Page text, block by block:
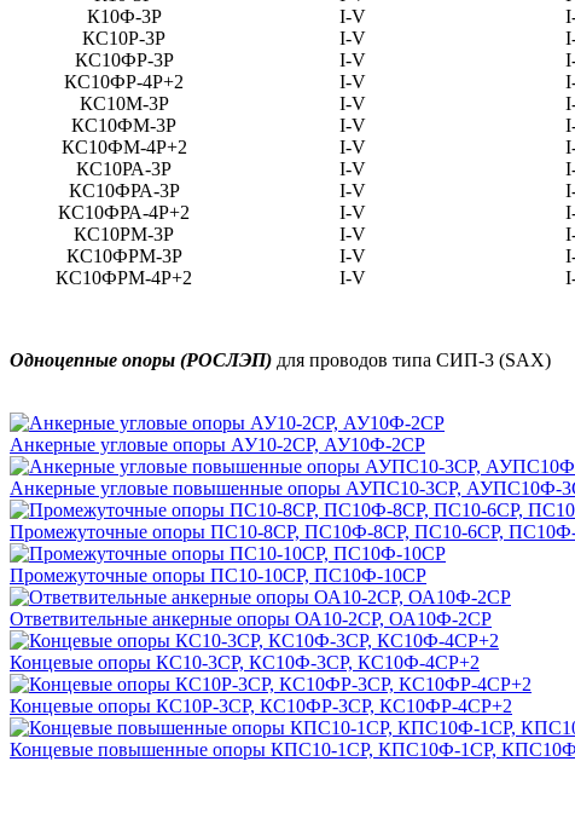
К10Ф-3Р
I-V
КС10Р-3Р
I-V
КС10ФР-3Р
I-V
КС10ФР-4Р+2
I-V
КС10М-3Р
I-V
КС10ФМ-3Р
I-V
КС10ФМ-4Р+2
I-V
КС10РА-3Р
I-V
КС10ФРА-3Р
I-V
КС10ФРА-4Р+2
I-V
КС10РМ-3Р
I-V
КС10ФРМ-3Р
I-V
КС10ФРМ-4Р+2
I-V
Одноцепные опоры (РОСЛЭП) для проводов типа СИП-3 (SAX)
Анкерные угловые опоры АУ10-2СР, АУ10Ф-2СР
Анкерные угловые повышенные опоры АУПС10-3СР, АУПС10Ф-
Промежуточные опоры ПС10-8СР, ПС10Ф-8СР, ПС10-6СР,
Промежуточные опоры ПС10-10СР, ПС10Ф-10СР
Ответвительные анкерные опоры ОА10-2СР, ОА10Ф-2СР
Концевые опоры КС10-3СР, КС10Ф-3СР, КС10Ф-4СР+2
Концевые опоры КС10Р-3СР, КС10ФР-3СР, КС10ФР-4СР+2
Концевые повышенные опоры КПС10-1СР, КПС10Ф-1СР,